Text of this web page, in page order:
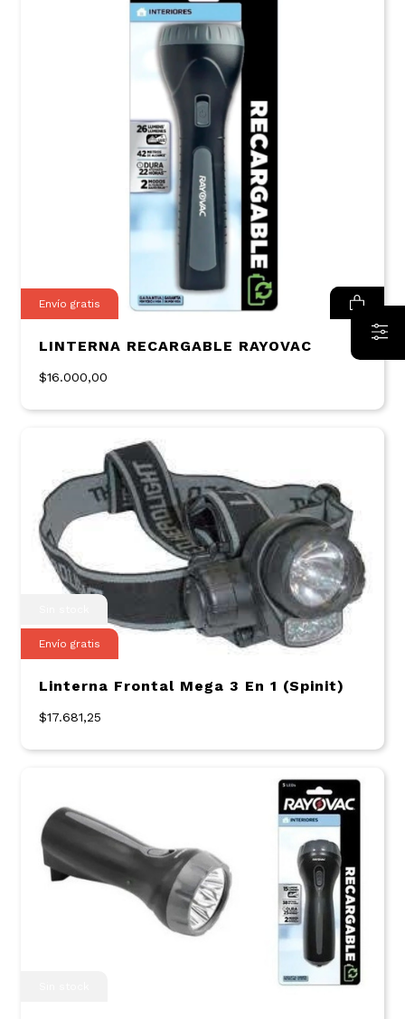
Envío gratis
LINTERNA RECARGABLE RAYOVAC
$16.000,00
Envío gratis
Linterna Frontal Mega 3 En 1 (Spinit)
$17.681,25